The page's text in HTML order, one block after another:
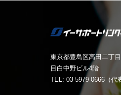
東京都豊島区高田二丁
目白中野ビル4階
TEL: 03-5979-0666（代